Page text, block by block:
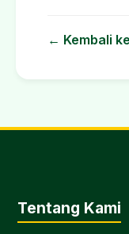
← Kembali
Tentang Kami